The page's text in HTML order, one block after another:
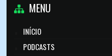
MENU
INÍCIO
PODCASTS